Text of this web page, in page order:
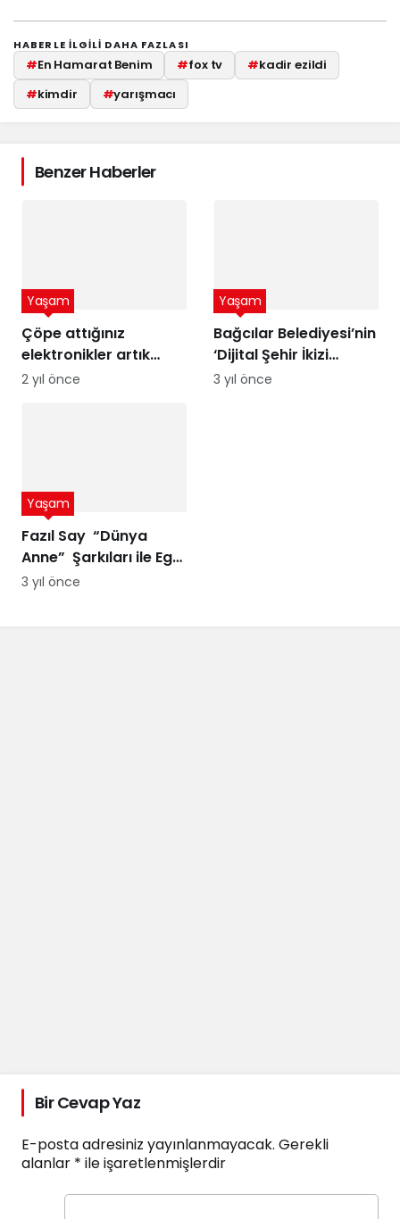
HABERLE ILGILI DAHA FAZLASI
#En Hamarat Benim #fox tv #kadir ezildi
#kimdir #yarışmacı
Benzer Haberler
Çöpe attığınız
elektronikler artık
altına dönüşebilir!
Yaşam
2 yıl önce
Bağcılar Belediyesi’nin
‘Dijital Şehir İkizi
Sürdürülebilir Şehir
Yaşam
3 yıl önce
Fazıl Say “Dünya
Anne” Şarkıları ile Ege
Turnesi’nde
Yaşam
3 yıl önce
Bir Cevap Yaz
E-posta adresiniz yayınlanmayacak. Gerekli
alanlar * ile işaretlenmişlerdir